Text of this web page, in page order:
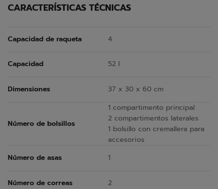
CARACTERÍSTICAS TÉCNICAS
Capacidad de raqueta 4
Capacidad 52 l
Dimensiones 37 x 30 x 60 cm
Número de bolsillos
1 compartimento principal
2 compartimentos laterales
1 bolsillo con cremallera para
accesorios
Número de asas
1
Número de correas 2